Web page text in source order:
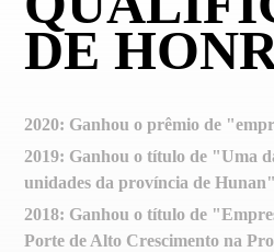
DE
2020: Ganhou o prêmio de
2019: Ganhou o título de "Uma
unidades da província de Hunan"
2018: Ganhou o título de
Porte de Alto Crescimento na